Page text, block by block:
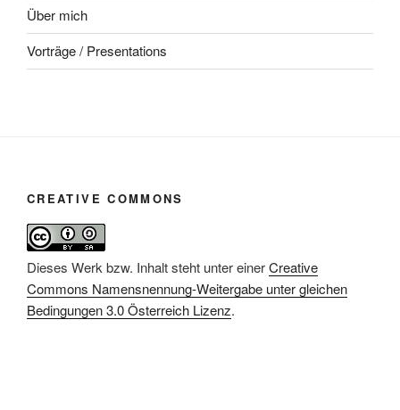
Über mich
Vorträge / Presentations
CREATIVE COMMONS
Dieses Werk bzw. Inhalt steht unter einerCreative
Commons Namensnennung-Weitergabe unter gleichen
Bedingungen 3.0 Österreich Lizenz.